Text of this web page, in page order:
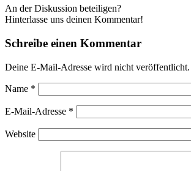
An der Diskussion beteiligen?
Hinterlasse uns deinen Kommentar!
Schreibe einen Kommentar
Deine E-Mail-Adresse wird nicht veröffentlicht.
Name *
E-Mail-Adresse *
Website